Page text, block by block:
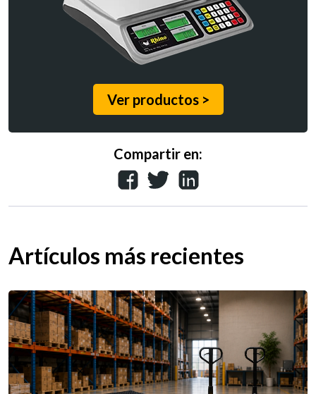
Ver productos >
Compartir en:
Artículos más recientes